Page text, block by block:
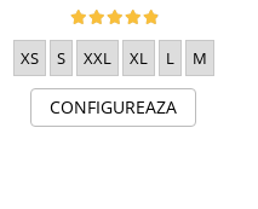
XS S XXL XL L M
CONFIGUREAZA